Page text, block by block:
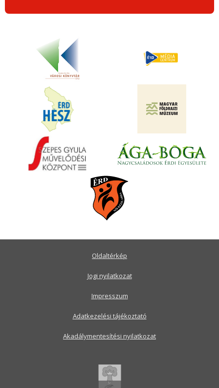
Oldaltérkép
Jogi nyilatkozat
Impresszum
Adatkezelési tájékoztató
Akadálymentesítési nyilatkozat